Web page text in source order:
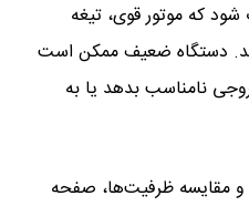
که موتور قوی، تیغه
دستگاه ضعیف ممکن است
نامناسب بدهد یا به
مقایسه ظرفیت‌ها، صفحه